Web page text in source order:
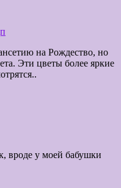
на Рождество, но
Эти цветы более яркие
вроде у моей бабушки